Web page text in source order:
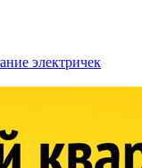
электричек